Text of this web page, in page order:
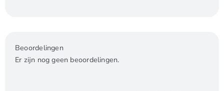
Beoordelingen
Er zijn nog geen beoordelingen.